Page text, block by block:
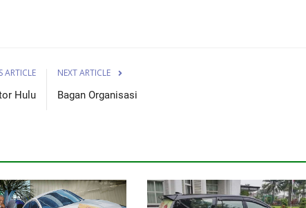
ARTICLE
Hulu
NEXT ARTICLE
Bagan Organisasi